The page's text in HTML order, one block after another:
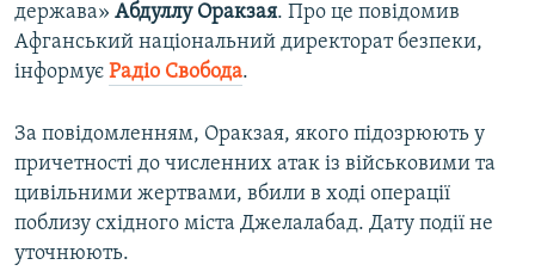
держава» Абдуллу Оракзая. Про це повідомив
Афганський національний директорат безпеки,
інформує Радіо Свобода.
За повідомленням, Оракзая, якого підозрюють у
причетності до численних атак із військовими та
цивільними жертвами, вбили в ході операції
поблизу східного міста Джелалабад. Дату події не
уточнюють.